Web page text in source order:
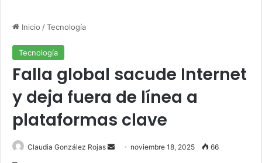
Inicio /Tecnología
Tecnología
Falla global sacude Internet
y deja fuera de línea a
plataformas clave
Claudia González Rojas
Send noviembre 18, 2025 66